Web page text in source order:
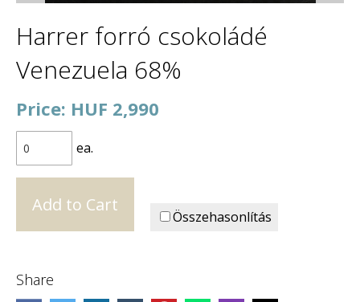
Harrer forró csokoládé
Venezuela 68%
Price: HUF 2,990
ea.
Összehasonlítás
Share